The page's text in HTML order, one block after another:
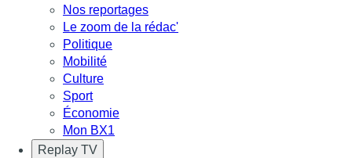
Nos reportages
Le zoom de la rédac'
Politique
Mobilité
Culture
Sport
Économie
Mon BX1
Replay TV